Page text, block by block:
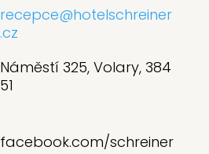
recepce@hotelschreiner
.cz
Náměstí 325, Volary, 384
51
facebook.com/schreiner